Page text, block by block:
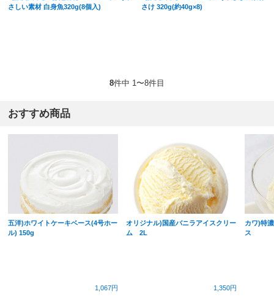
さしい素材 白身魚320g(8個入)
さけ 320g(約40g×8)
8件中 1〜8件目
おすすめ商品
五洋)ホワイトケーキベース(4号ホー
ル) 150g
1,067円
オリジナル)国産バニラアイスクリー
ム 2L
1,350円
カワ)特
ス